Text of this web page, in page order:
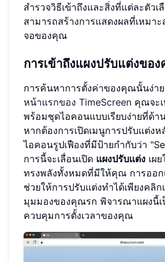
สำรวจวิธีเข้าถึงและสิ่งที่แต่ละตัว
สามารถสร้างการแสดงผลที่เหมา
จอของคุณ
การเข้าถึงแผงปรับแต่งขอ
การค้นหาการตั้งค่าของคุณนั้นง่าย
หน้าแรกของ TimeScreen คุณจะ
พร้อมชุดไอคอนแบบเรียบง่ายที่ด้า
หากต้องการเปิดเมนูการปรับแต่งห
ไอคอนรูปเฟืองที่มีป้ายกำกับว่า
การนี้จะเลื่อนเปิด แผงปรับแต่ง เผ
ทรงพลังทั้งหมดที่มีให้คุณ การออก
ช่วยให้การปรับแต่งทำได้เพียงคลิก
มุมมองของคุณรก พิจารณาแผงนี้เ
ควบคุมการตั้งเวลาของคุณ